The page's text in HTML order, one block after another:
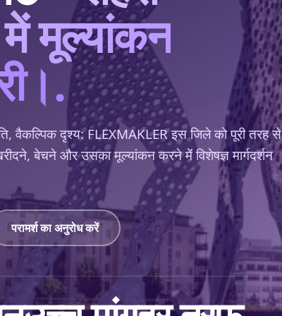
में मूल्यांकन
दृश्य: FLEXMAKLER इस जिले को पूरी तरह से
बेचने और उसका मूल्यांकन करने में विशेषज्ञ मार्गदर्शन
परामर्श का अनुरोध करें